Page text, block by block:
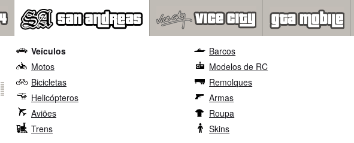
Veículos
Motos
Bicicletas
Helicópteros
Aviões
Trens
Barcos
Modelos de RC
Remolques
Armas
Roupa
Skins